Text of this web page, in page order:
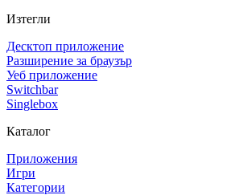
Изтегли
Десктоп приложение
Разширение за браузър
Уеб приложение
Switchbar
Singlebox
Каталог
Приложения
Игри
Категории